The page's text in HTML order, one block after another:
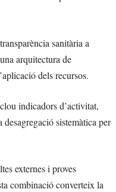
sanitària a
arquitectura de
dels recursos.
indicadors d’activitat,
sistemàtica per
externes i proves
combinació converteix la